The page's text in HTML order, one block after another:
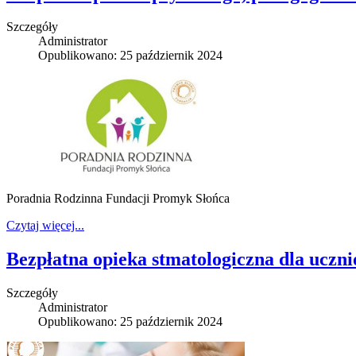
Szczegóły
Administrator
Opublikowano: 25 październik 2024
Poradnia Rodzinna Fundacji Promyk Słońca
Czytaj więcej...
Bezpłatna opieka stmatologiczna dla
Szczegóły
Administrator
Opublikowano: 25 październik 2024